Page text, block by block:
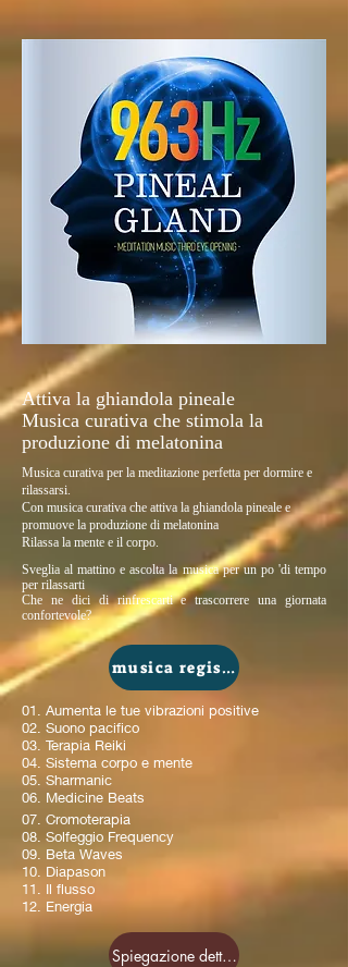
Attiva la ghiandola pineale
Musica curativa che stimola la
produzione di melatonina
Musica curativa per la meditazione perfetta per dormire e
rilassarsi.
Con musica curativa che attiva la ghiandola pineale e
promuove la produzione di melatonina
Rilassa la mente e il corpo.
Sveglia al mattino e ascolta la musica per un po 'di tempo
per rilassarti
Che ne dici di rinfrescarti e trascorrere una giornata
confortevole?
musica registrata
01. Aumenta le tue vibrazioni positive
02. Suono pacifico
03. Terapia Reiki
04. Sistema corpo e mente
05. Sharmanic
06. Medicine Beats
07. Cromoterapia
08. Solfeggio Frequency
09. Beta Waves
10. Diapason
11. Il flusso
12. Energia
Spiegazione dettagliata